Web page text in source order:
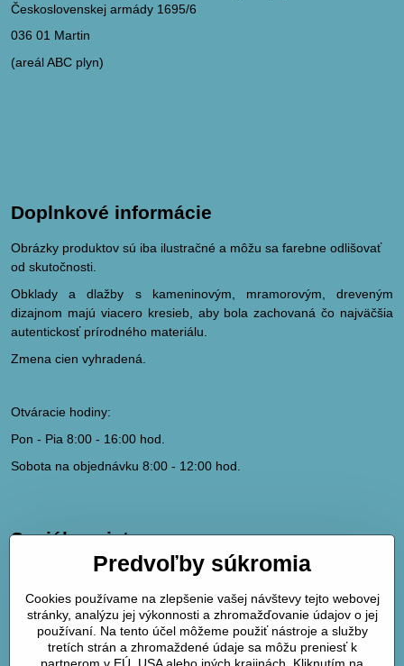
Československej armády 1695/6
036 01 Martin
(areál ABC plyn)
Doplnkové informácie
Obrázky produktov sú iba ilustračné a môžu sa farebne odlišovať
od skutočnosti.
Obklady a dlažby s kameninovým, mramorovým, dreveným
dizajnom majú viacero kresieb, aby bola zachovaná čo najväčšia
autentickosť prírodného materiálu.
Zmena cien vyhradená.
Otváracie hodiny:
Pon - Pia 8:00 - 16:00 hod.
Sobota na objednávku 8:00 - 12:00 hod.
Sociálne siete
hydrodk@hydrodk.sk
Facebook
Instagram
Pinterest
Predvoľby súkromia
Cookies používame na zlepšenie vašej návštevy tejto webovej
stránky, analýzu jej výkonnosti a zhromažďovanie údajov o jej
používaní. Na tento účel môžeme použiť nástroje a služby
tretích strán a zhromaždené údaje sa môžu preniesť k